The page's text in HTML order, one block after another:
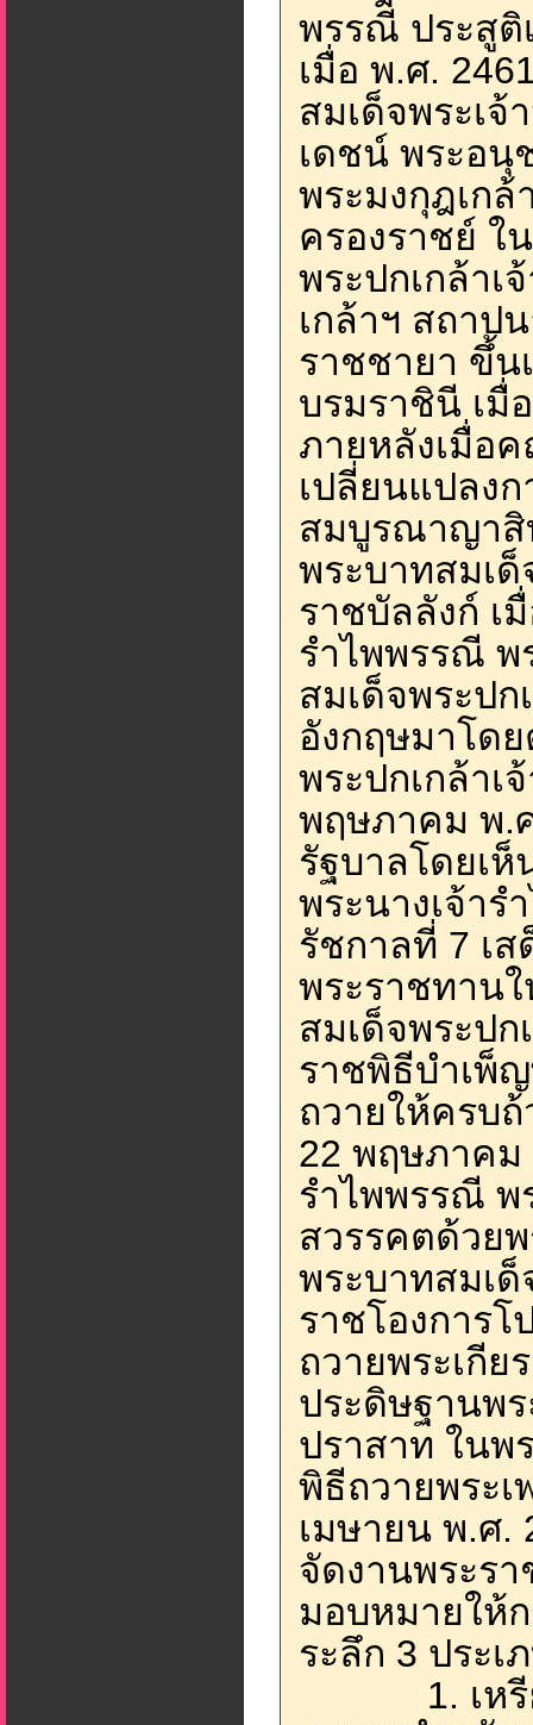
พรรณี ประสูติ
เมื่อ พ.ศ.
สมเด็จพระเจ้
เดชน์ พระอนุ
พระมงกุฎเกล้
ครองราชย์ ใ
พระปกเกล้าเ
เกล้าฯ สถาป
ราชชายา ขึ้น
บรมราชินี เมื่
ภายหลังเมื่อ
เปลี่ยนแปลง
สมบูรณาญาสิ
พระบาทสมเด็
ราชบัลลังก์ เ
รำไพพรรณี พ
สมเด็จพระปก
อังกฤษมาโด
พระปกเกล้าเ
พฤษภาคม พ.
รัฐบาลโดยเ
พระนางเจ้า
รัชกาลที่ 7 เ
พระราชทาน
สมเด็จพระปก
ราชพิธีบำเพ็
ถวายให้ครบ
22 พฤษภาคม
รำไพพรรณี พ
สวรรคตด้วย
พระบาทสมเด็
ราชโองการโ
ถวายพระเกี
ประดิษฐานพ
ปราสาท ในพ
พิธีถวายพระ
เมษายน พ.ศ.
จัดงานพระร
มอบหมายให้
ระลึก 3 ประเ
1. เหรียญ